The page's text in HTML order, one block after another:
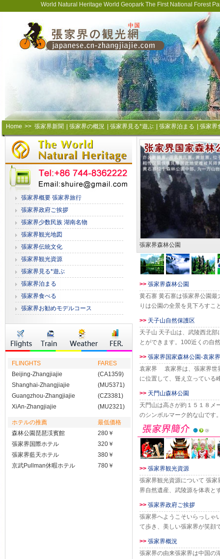
World Natural Heritage World Geopark The First National
Home >> 張家界新聞 張家界の概況 張家界見る*遊ぶ 張家界泊まる 張家界
張家界概要 張家界旅行
張家界政府ご挨拶
張家界少数民族 湖南名物
張家界観光地図
張家界伝統文化
張家界観光資源
張家界見る*遊ぶ
張家界泊まる
張家界食べる
張家界お勧めモデルコース
FLINGHTS
FARES
Beijing-Zhangjiajie
(CA1359)
Shanghai-Zhangjiajie
(MU5371)
Guangzhou-Zhangjiajie
(CZ3381)
XiAn-Zhangjiajie
(MU2321)
ホテルの推薦
最低価格
森林公園琵琶渓賓館
280￥
張家界国際ホテル
320￥
張家界藍天ホテル
380￥
京武Pullman休暇ホテル
780￥
張家界森林公園
>> 張家界森林公園
黄石寨 黄石寨は張家界公園
りは公園の全景を見下ろすこ
>> 天子山自然保護区
天子山 天子山は、武陵西北
とができます。100近くの自
>> 張家界国家森林公園-袁家界
袁家界 袁家界は、張家界世
に位置して、聳え立っている
>> 天門山森林公園
天門山は高さが約１５１８メ
のシンボルマーク的な山です
キロメート
>> 張家界観光資源
張家界観光資源について 張
界自然遺産、武陵源を体表と
>> 張家界政府ご挨拶
張家界へようこそいらっしゃ
て歩き、美しい張家界が笑顔
>> 張家界概況
張家界の由来張家界は中国の